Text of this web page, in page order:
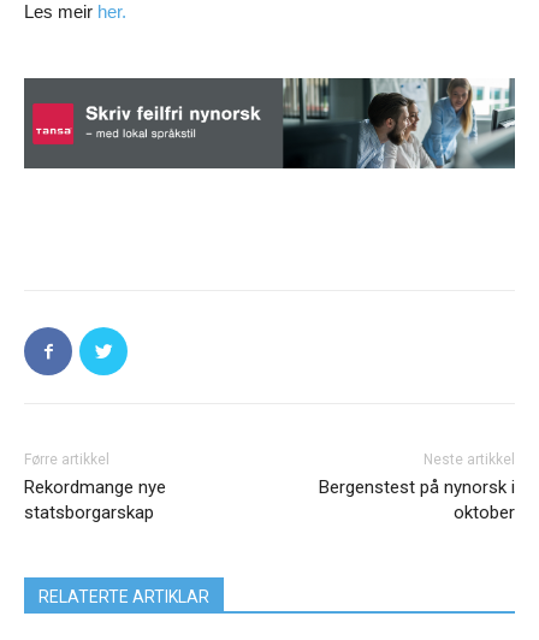
Les meir her.
Førre artikkel
Rekordmange nye
statsborgarskap
Neste artikkel
Bergenstest på nynorsk i
oktober
RELATERTE ARTIKLAR